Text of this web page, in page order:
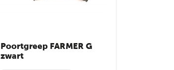
Poortgreep FARMER G
zwart